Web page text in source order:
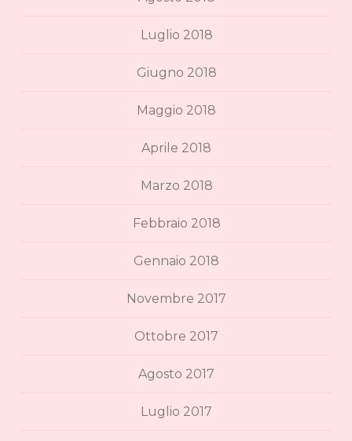
Luglio 2018
Giugno 2018
Maggio 2018
Aprile 2018
Marzo 2018
Febbraio 2018
Gennaio 2018
Novembre 2017
Ottobre 2017
Agosto 2017
Luglio 2017